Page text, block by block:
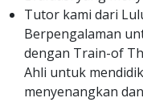
Tutor kami dari
Berpengalaman
dengan Train-of
Ahli untuk
menyenangkan dan